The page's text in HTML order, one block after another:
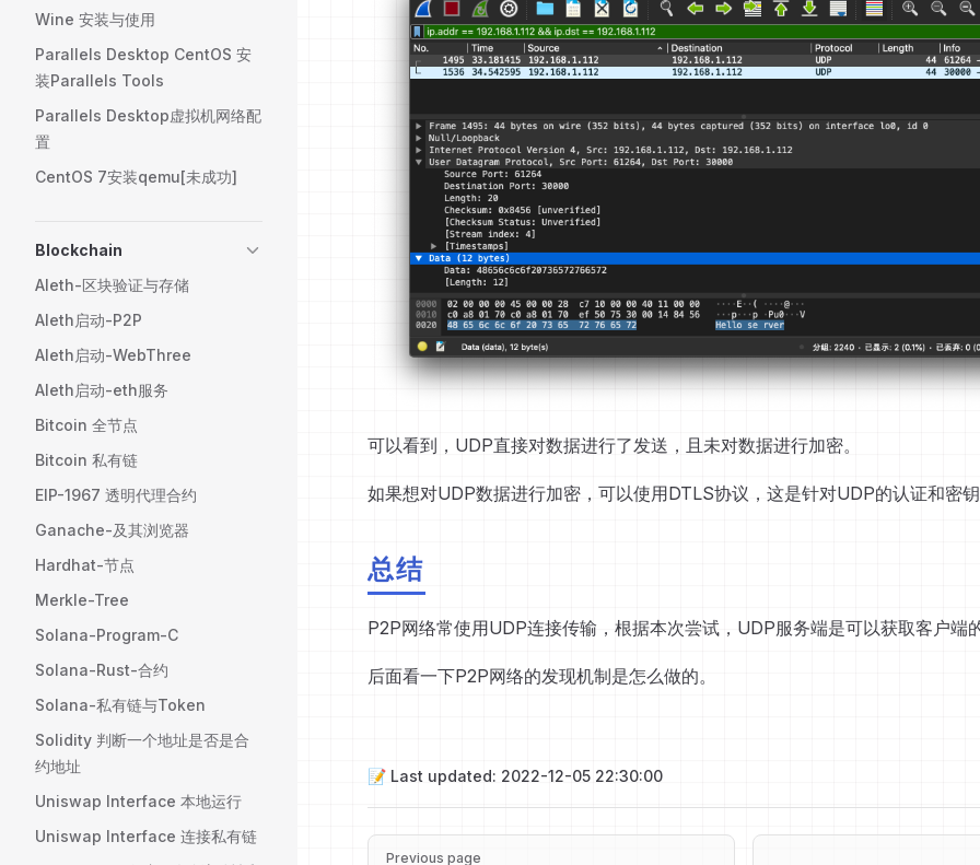
Wine 安装与使用
Parallels Desktop CentOS 安
装Parallels Tools
Parallels Desktop虚拟机网络配
置
CentOS 7安装qemu[未成功]
Blockchain
Aleth-区块验证与存储
Aleth启动-P2P
Aleth启动-WebThree
Aleth启动-eth服务
Bitcoin 全节点
Bitcoin 私有链
EIP-1967 透明代理合约
Ganache-及其浏览器
Hardhat-节点
Merkle-Tree
Solana-Program-C
Solana-Rust-合约
Solana-私有链与Token
Solidity 判断一个地址是否是合
约地址
Uniswap Interface 本地运行
Uniswap Interface 连接私有链
可以看到，UDP直接对数据进行了发送，且未对数据进行加密。
如果想对UDP数据进行加密，可以使用DTLS协议，这是针对UDP的认证和密
总结
P2P网络常使用UDP连接传输，根据本次尝试，UDP服务端是可以获取客户端
后面看一下P2P网络的发现机制是怎么做的。
📝 Last updated: 2022-12-05 22:30:00
Pager
Previous page